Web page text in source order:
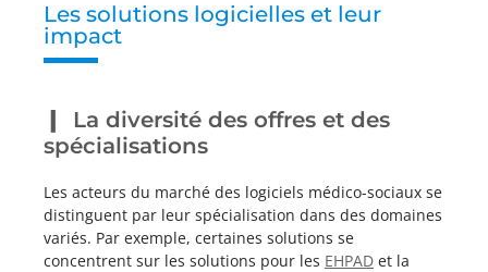
Les solutions logicielles et leur
impact
La diversité des offres et des
spécialisations
Les acteurs du marché des logiciels médico-sociaux se
distinguent par leur spécialisation dans des domaines
variés. Par exemple, certaines solutions se
concentrent sur les solutions pour les EHPAD et la